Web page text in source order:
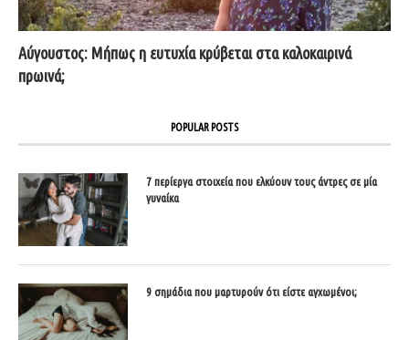
Αύγουστος: Μήπως η ευτυχία κρύβεται στα καλοκαιρινά
πρωινά;
POPULAR POSTS
7 περίεργα στοιχεία που ελκύουν τους άντρες σε μία
γυναίκα
9 σημάδια που μαρτυρούν ότι είστε αγχωμένοι;